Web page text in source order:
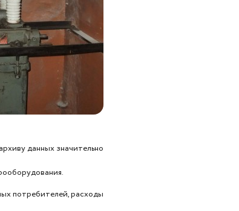
данных значительно
потребителей, расходы